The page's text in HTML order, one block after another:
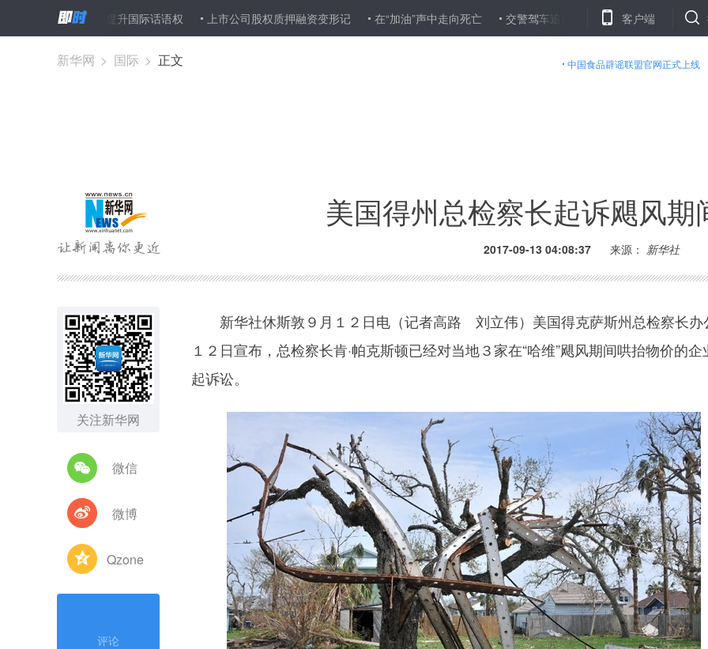
期货市场 提升国际话语权 上市公司股权质押融资变形记 在“加油”声中走向死亡 交警驾车追截都是“正常执法”吗？ 三大运营商
客户端
中国食品辟谣联盟官网正式上线
新华网 > 国际 > 正文
美国得州总检察长起诉飓风期
2017-09-13 04:08:37 来源： 新华社
关注新华网
微信
微博
Qzone
评论
新华社休斯敦９月１２日电（记者高路 刘立伟）美国得克萨斯州总检察长办
１２日宣布，总检察长肯·帕克斯顿已经对当地３家在“哈维”飓风期间哄抬物价的企
起诉讼。